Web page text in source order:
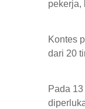
pekerja,
Kontes
dari 20
Pada